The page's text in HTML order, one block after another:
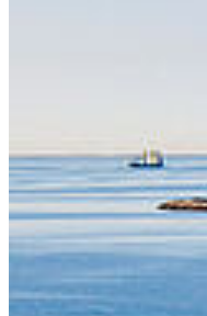
„unsichtbaren Helfern“ der
Natur effizientere und